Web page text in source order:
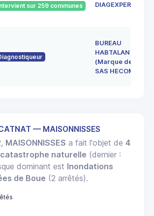
sur 259 communes
DIAGEXPERTISE
BUREAU
HABTALAN
(Marque de la
SAS HECOME)
— MAISONNISSES
MAISONNISSES a fait l'objet de 4
naturelle (dernier :
dominant est Inondations
de Boue (2 arrêtés).